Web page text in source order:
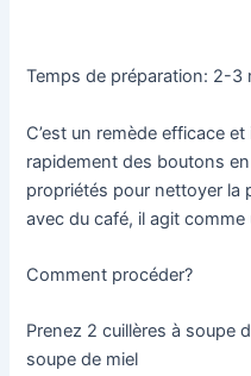
Temps de préparation: 2-3
C’est un remède efficace
rapidement des boutons
propriétés pour nettoyer la
avec du café, il agit comme
Comment procéder?
Prenez 2 cuillères à soupe
soupe de miel